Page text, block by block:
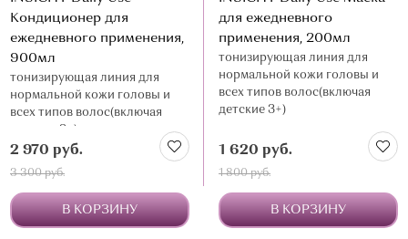
Кондиционер для
ежедневного применения,
900мл
тонизирующая линия для
нормальной кожи головы и
всех типов волос(включая
детские 3+)
2 970 руб.
3 300 руб.
В КОРЗИНУ
для ежедневного
применения, 200мл
тонизирующая линия для
нормальной кожи головы и
всех типов волос(включая
детские 3+)
1 620 руб.
1 800 руб.
В КОРЗИНУ